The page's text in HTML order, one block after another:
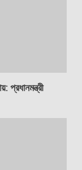
প্রধানমন্ত্রী